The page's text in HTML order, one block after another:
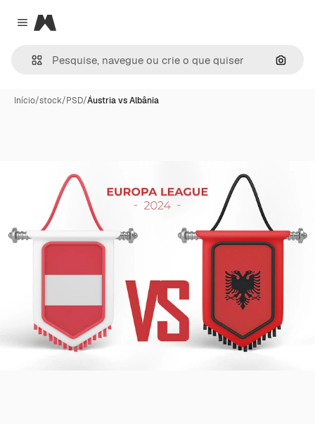
Close menu
Magnific
Início/stock/PSD/Áustria vs Albânia